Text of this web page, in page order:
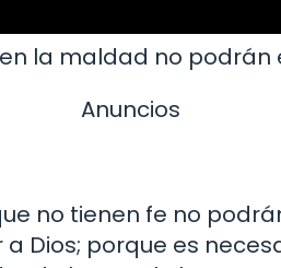
la maldad no podrán
Anuncios
no tienen fe no
Dios; porque es